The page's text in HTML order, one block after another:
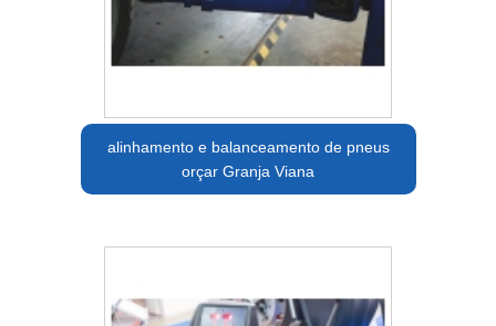
alinhamento e balanceamento de pneus
orçar Granja Viana